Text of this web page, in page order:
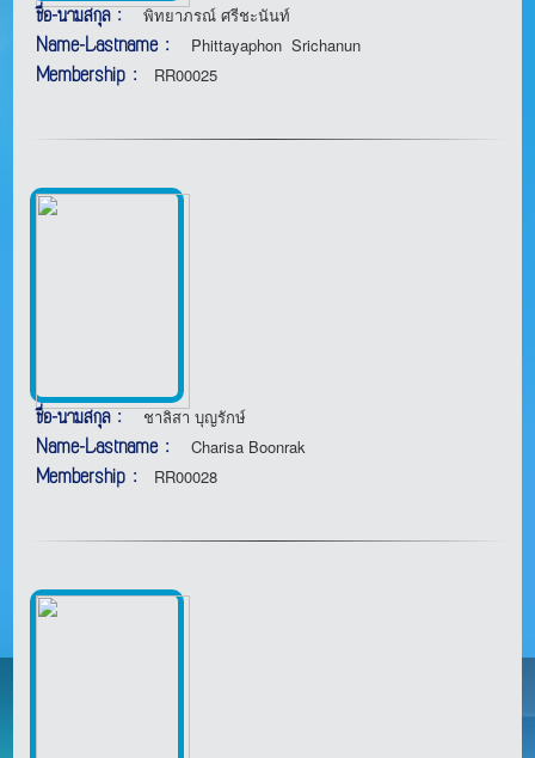
ชื่อ-นามสกุล : พิทยาภรณ์ ศรีชะนันท์
Name-Lastname : Phittayaphon Srichanun
Membership : RR00025
ชื่อ-นามสกุล : ชาลิสา บุญรักษ์
Name-Lastname : Charisa Boonrak
Membership : RR00028